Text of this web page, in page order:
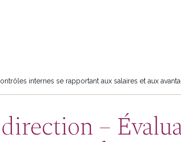
internes se rapportant aux salaires et aux
–